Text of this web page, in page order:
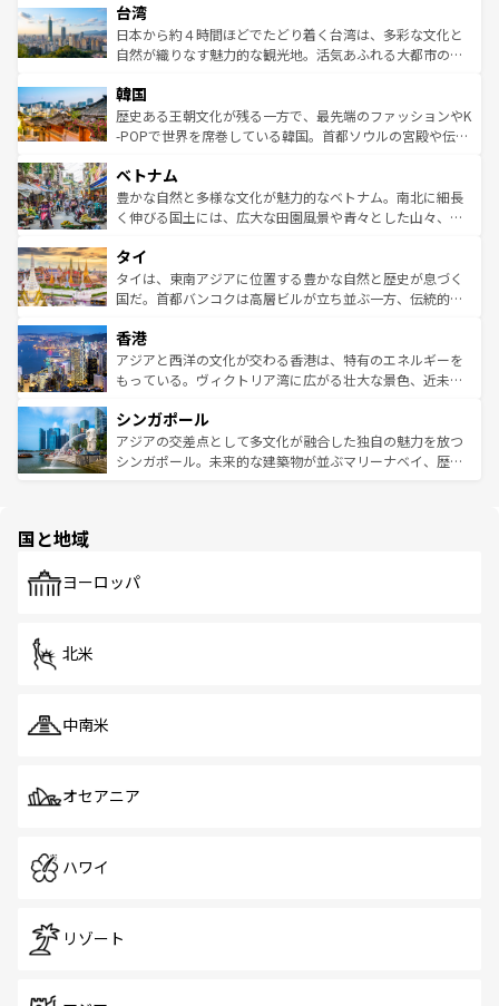
ならではの贅沢な旅のスタイルだ。 なお、新着のアメリカ
情報はコンテンツ一覧を参照してほしい。
れるおもてなしの心で訪れる人々を迎えてくれるハワイの
人々、おいしいローカルフードやハワイアンミュージッ
ク、伝統的なフラダンスなど、すべてがハワイの魅力を彩
ワイを、存分に味わってほしい。 なお、新着のハワイ情報
はコンテンツ一覧を参照してほしい。
リアリーフや大陸中央部にそびえるウルル（エアーズロッ
ク）、タスマニアの美しい原生林やケアンズの熱帯雨林な
ど、見どころがたくさん。また、カフェやワイン、オージ
いる。アクティビティも充実しており、サーフィンやダイ
ビング、ハイキングなど、アウトドア好きにはたまらな
い。オーストラリアの多彩な魅力を存分に味わいつくそ
参照してほしい。
台湾
日本から約４時間ほどでたどり着く台湾は、多彩な文化と
自然が織りなす魅力的な観光地。活気あふれる大都市の台
ン）、静ひつな山岳地帯である台湾東部など、都市の喧騒
と山間の静けさが共存しており、訪れる人に新しい発見と
驚きをもたらしてくれる。また、奥深い台湾の食文化も魅
容にもいいと評判のスイーツなど、バラエティ豊かな料理
が味わえる。 なお、新着の台湾情報は コンテンツ一覧を参
照してほしい。
韓国
歴史ある王朝文化が残る一方で、最先端のファッションやK
-POPで世界を席巻している韓国。首都ソウルの宮殿や伝統
き、地方に足を延ばせば四季折々の自然美を楽しむことが
できる。そして、キムチや焼肉、絶品のストリートフード
まで、さまざまな韓国料理が待っている。夜には、韓国な
リティに包まれながら、韓国の多彩な魅力を心ゆくまで味
わってみてほしい。 なお、新着の韓国情報はコンテンツ一
覧を参照してほしい。
ベトナム
豊かな自然と多様な文化が魅力的なベトナム。南北に細長
く伸びる国土には、広大な田園風景や青々とした山々、世
急速な発展と共に伝統が息づく。ハノイの古い町並みやホ
ーチミン市のフランス統治時代の建物も、独特の雰囲気を
醸し出している。また、バラエティの豊かさとおいしさで
とつ。フォーやバインミー、ベトナムコーヒーなどは、ぜ
ひ現地で味わいたい。どの地域を訪れてもあたたかい人々
が旅行者を迎えてくれるので、きっと忘れられない旅にな
参照してほしい。
タイ
タイは、東南アジアに位置する豊かな自然と歴史が息づく
国だ。首都バンコクは高層ビルが立ち並ぶ一方、伝統的な
の活気が交差している。北部ではチェンマイなどの山岳地
帯で自然と触れ合い、南部ではプーケットやクラビの美し
いビーチでリゾート気分を楽しむことができる。タイ料理
激する。気候は一年中温暖で、どの季節にも異なる楽しみ
が待っている。親しみやすいタイの人々、仏教を中心とし
た文化、そして多様な観光資源が、訪れる旅人を魅了し続
香港
アジアと西洋の文化が交わる香港は、特有のエネルギーを
もっている。ヴィクトリア湾に広がる壮大な景色、近未来
み、どこを訪れても感動するはず。観光スポットが密集し
ており、効率よく見どころを回れるのも魅力。息をのむよ
うな絶景から文化的な体験まで、香港を存分に楽しみ尽く
シンガポール
アジアの交差点として多文化が融合した独自の魅力を放つ
シンガポール。未来的な建築物が並ぶマリーナベイ、歴史
で、ホーカーズは地元の風情を楽しめる外せないスポット
国と地域
ヨーロッパ
北米
中南米
オセアニア
ハワイ
リゾート